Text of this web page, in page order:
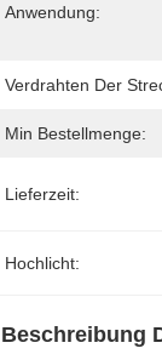
Anwendung:
Verdrahten Der
Min Bestellmenge:
Lieferzeit:
Hochlicht:
Beschreibung